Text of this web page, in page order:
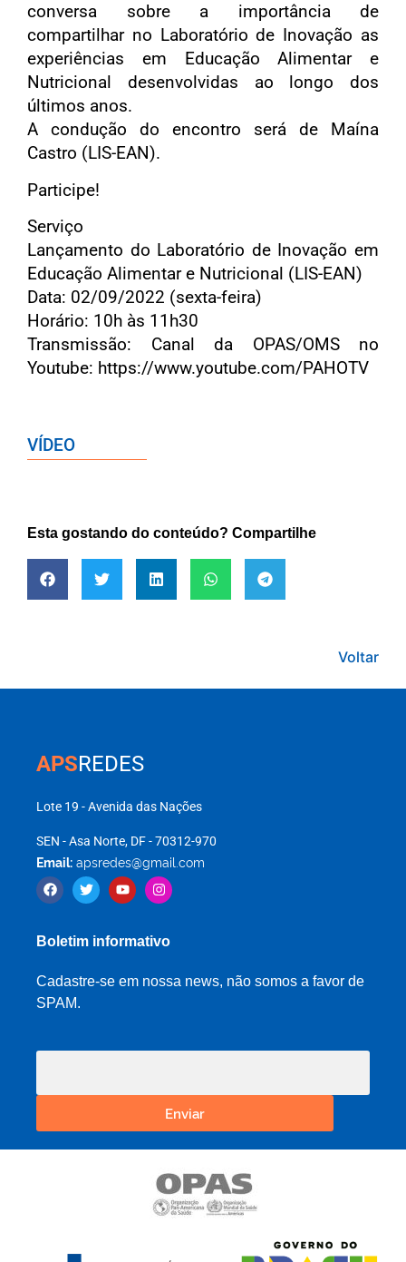
conversa sobre a importância de
compartilhar no Laboratório de Inovação as
experiências em Educação Alimentar e
Nutricional desenvolvidas ao longo dos
últimos anos.
A condução do encontro será de Maína
Castro (LIS-EAN).
Participe!
Serviço
Lançamento do Laboratório de Inovação em
Educação Alimentar e Nutricional (LIS-EAN)
Data: 02/09/2022 (sexta-feira)
Horário: 10h às 11h30
Transmissão: Canal da OPAS/OMS no
Youtube: https://www.youtube.com/PAHOTV
VÍDEO
Esta gostando do conteúdo? Compartilhe
Voltar
APSREDES
Lote 19 - Avenida das Nações
SEN - Asa Norte, DF - 70312-970
Email: apsredes@gmail.com
Boletim informativo
Cadastre-se em nossa news, não somos a favor de
SPAM.
Enviar